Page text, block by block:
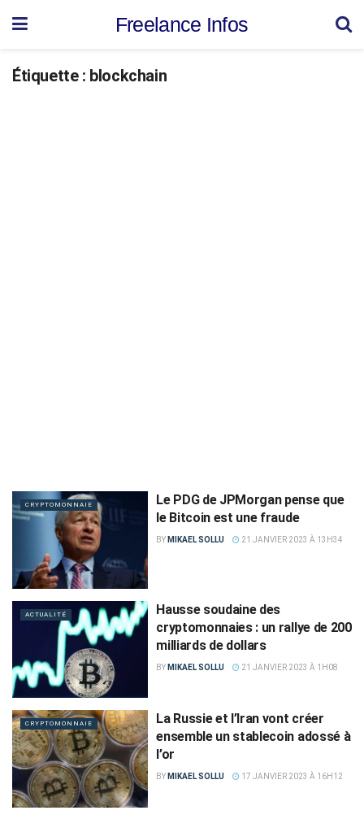
Freelance Infos
Étiquette : blockchain
CRYPTOMONNAIE
Le PDG de JPMorgan pense que
le Bitcoin est une fraude
BY MIKAEL SOLLU 21 JANVIER 2023 À 13H34
ACTUALITÉ
Hausse soudaine des
cryptomonnaies : un rallye de 200
milliards de dollars
BY MIKAEL SOLLU 21 JANVIER 2023 À 1H08
CRYPTOMONNAIE
La Russie et l’Iran vont créer
ensemble un stablecoin adossé à
l’or
BY MIKAEL SOLLU 17 JANVIER 2023 À 16H12